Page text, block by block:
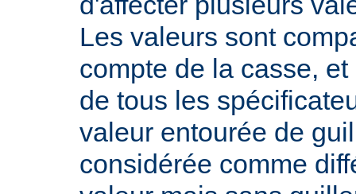
Les valeurs sont
compte de la casse,
de tous les
valeur entourée de
considérée comme